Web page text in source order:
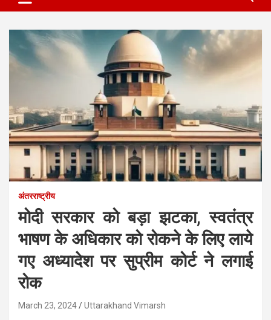
अंतरराष्ट्रीय
मोदी सरकार को बड़ा झटका, स्वतंत्र
भाषण के अधिकार को रोकने के लिए लाये
गए अध्यादेश पर सुप्रीम कोर्ट ने लगाई
रोक
March 23, 2024 Uttarakhand Vimarsh